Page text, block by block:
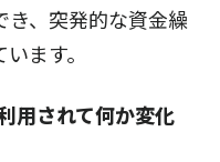
、突発的な資金繰
ます。
用されて何か変化